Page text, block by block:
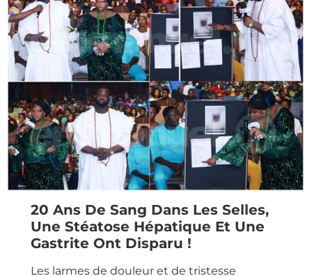
20 Ans De Sang Dans Les Selles,
Une Stéatose Hépatique Et Une
Gastrite Ont Disparu !
Les larmes de douleur et de tristesse